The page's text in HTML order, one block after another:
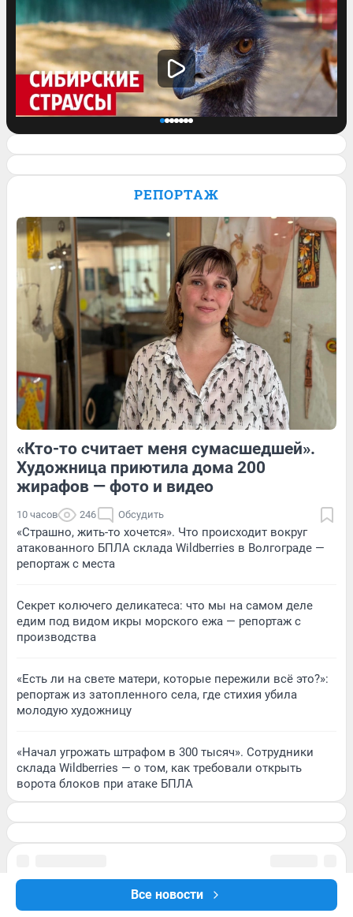
Все новости
выращивать страусов. Видео
Обсудить
Обсудить Обсудить
1 Обсудить 4 Обсудить
РЕПОРТАЖ
«Кто-то считает меня сумасшедшей».
Художница приютила дома 200
жирафов — фото и видео
10 часов 246 Обсудить
«Страшно, жить-то хочется». Что происходит вокруг
атакованного БПЛА склада Wildberries в Волгограде —
репортаж с места
Секрет колючего деликатеса: что мы на самом деле
едим под видом икры морского ежа — репортаж с
производства
«Есть ли на свете матери, которые пережили всё это?»:
репортаж из затопленного села, где стихия убила
молодую художницу
«Начал угрожать штрафом в 300 тысяч». Сотрудники
склада Wildberries — о том, как требовали открыть
ворота блоков при атаке БПЛА